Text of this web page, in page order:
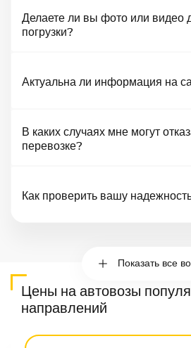
Делаете ли вы фото или видео
погрузки?
Актуальна ли информация на
В каких случаях мне могут
перевозке?
Как проверить вашу
Показать все
Цены на автовозы
направлений